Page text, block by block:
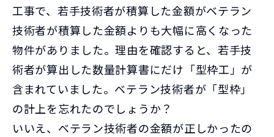
工事で、若手技術者が積算した金額がベテラン
技術者が積算した金額よりも大幅に高くなった
物件がありました。理由を確認すると、若手技
術者が算出した数量計算書にだけ「型枠工」が
含まれていました。ベテラン技術者が「型枠」
の計上を忘れたのでしょうか？
いいえ、ベテラン技術者の金額が正しかったの